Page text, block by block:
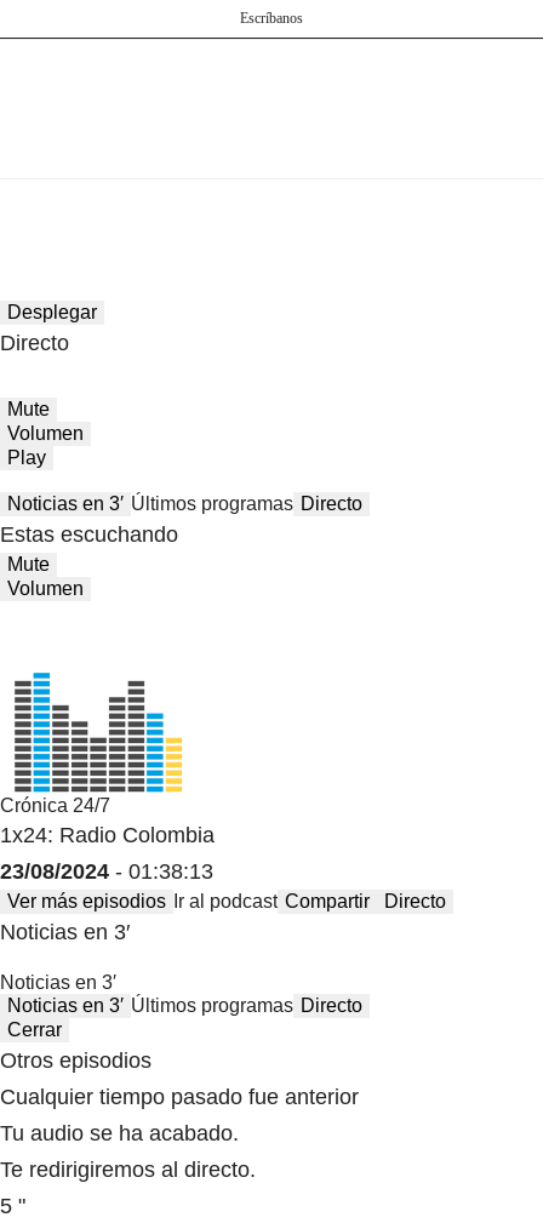
Escríbanos
Desplegar
Directo
Mute
Volumen
Play
Noticias en 3′ Últimos programas Directo
Estas escuchando
Mute
Volumen
Crónica 24/7
1x24: Radio Colombia
23/08/2024 - 01:38:13
Ver más episodios Ir al podcast Compartir Directo
Noticias en 3′
Noticias en 3′
Noticias en 3′ Últimos programas Directo
Cerrar
Otros episodios
Cualquier tiempo pasado fue anterior
Tu audio se ha acabado.
Te redirigiremos al directo.
5 "